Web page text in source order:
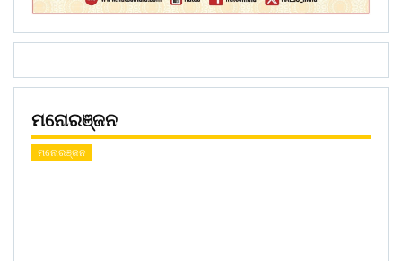
ମନୋରଞ୍ଜନ
ମନୋରଞ୍ଜନ